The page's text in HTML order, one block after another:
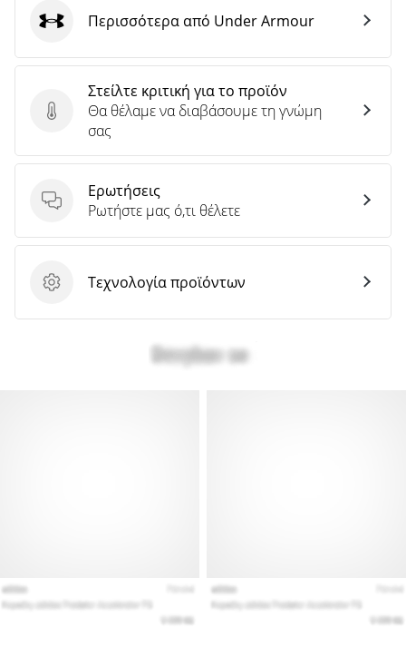
Στείλτε κριτική για το προϊόν
Στείλτε κριτική για το προϊόν
Θα θέλαμε να διαβάσουμε τη γνώμη
σας
Ερωτήσεις
Ερωτήσεις
Ρωτήστε μας ό,τι θέλετε
Τεχνολογία προϊόντων
Τεχνολογία προϊόντων
Under Armour
Περισσότερα από Under Armour